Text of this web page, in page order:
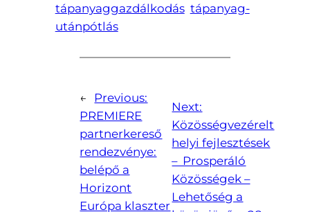
tápanyaggazdálkodás tápanyag-
utánpótlás
←
Previous:
PREMIERE
partnerkereső
rendezvénye:
belépő a
Horizont
Európa klaszter
Next:
Közösségvezérelt
helyi fejlesztések
– Prosperáló
Közösségek –
Lehetőség a